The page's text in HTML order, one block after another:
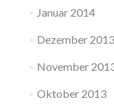
Januar 2014
Dezember 2013
November
Oktober 2013